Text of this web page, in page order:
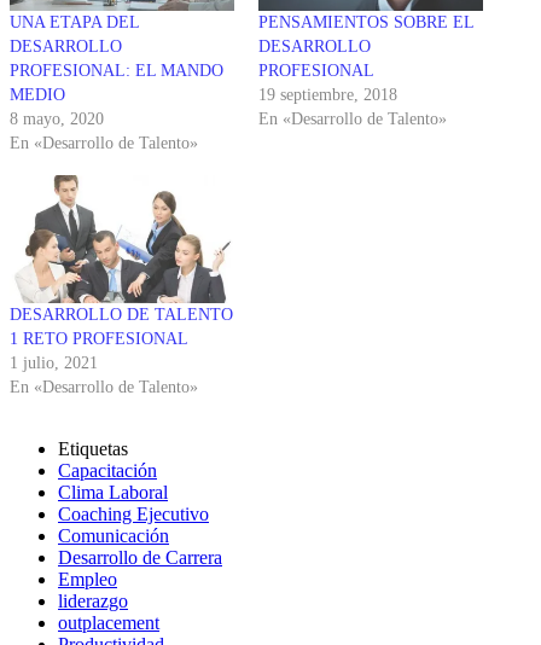
UNA ETAPA DEL
DESARROLLO
PROFESIONAL: EL MANDO
MEDIO
8 mayo, 2020
En «Desarrollo de Talento»
PENSAMIENTOS SOBRE EL
DESARROLLO
PROFESIONAL
19 septiembre, 2018
En «Desarrollo de Talento»
DESARROLLO DE TALENTO
1 RETO PROFESIONAL
1 julio, 2021
En «Desarrollo de Talento»
Etiquetas
Capacitación
Clima Laboral
Coaching Ejecutivo
Comunicación
Desarrollo de Carrera
Empleo
liderazgo
outplacement